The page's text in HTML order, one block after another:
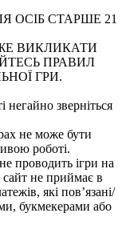
ОСІБ СТАРШЕ 21
ВИКЛИКАТИ
ПРАВИЛ
ГРИ.
зверніться
не може бути
роботі.
проводить ігри на
сайт не приймає в
які пов’язані/
букмекерами або